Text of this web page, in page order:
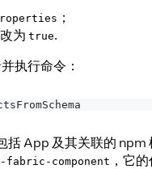
；
为 true.
执行命令：
括 App 及其关联的 npm
fabric-component ，它